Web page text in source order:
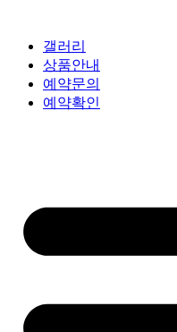
갤러리
상품안내
예약문의
예약확인